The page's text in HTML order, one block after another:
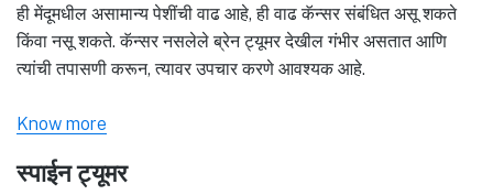
ही मेंदूमधील असामान्य पेशींची वाढ आहे, ही वाढ कॅन्सर संबंधित असू शकते
किंवा नसू शकते. कॅन्सर नसलेले ब्रेन ट्यूमर देखील गंभीर असतात आणि
त्यांची तपासणी करून, त्यावर उपचार करणे आवश्यक आहे.
Know more
स्पाईन ट्यूमर